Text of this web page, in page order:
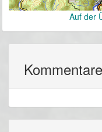
Auf der
Kommentare